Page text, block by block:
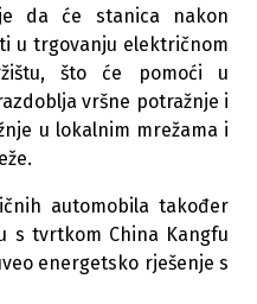
da će stanica nakon
u trgovanju električnom
što će pomoći u
vršne potražnje i
u lokalnim mrežama i
automobila također
s tvrtkom China Kangfu
energetsko rješenje s